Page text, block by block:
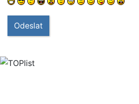
Odeslat